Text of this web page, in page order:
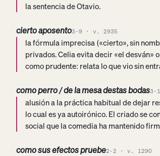
la sentencia de Otavio.
cierto aposento3-9 · v. 2935
la fórmula imprecisa («cierto», sin
privados. Celia evita decir «el desván»
como prudente: relata lo que vio sin
como perro / de la mesa destas bodas3-
alusión a la práctica habitual de dejar
lo cual es ya autoirónico. El criado se
social que la comedia ha mantenido
como sus efectos pruebe2-2 · v. 1290